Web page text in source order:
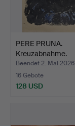
PERE PRUNA.
Kreuzabnahme.
Mischtechnik auf…
Beendet 2. Mai 2026
16 Gebote
128 USD